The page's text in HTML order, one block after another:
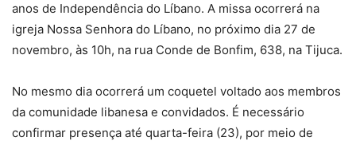
anos de Independência do Líbano. A missa ocorrerá na
igreja Nossa Senhora do Líbano, no próximo dia 27 de
novembro, às 10h, na rua Conde de Bonfim, 638, na Tijuca.
No mesmo dia ocorrerá um coquetel voltado aos membros
da comunidade libanesa e convidados. É necessário
confirmar presença até quarta-feira (23), por meio de